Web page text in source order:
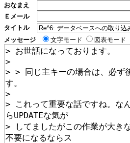
おなまえ
Ｅメール
タイトル
メッセージ
文字モード 図表モード